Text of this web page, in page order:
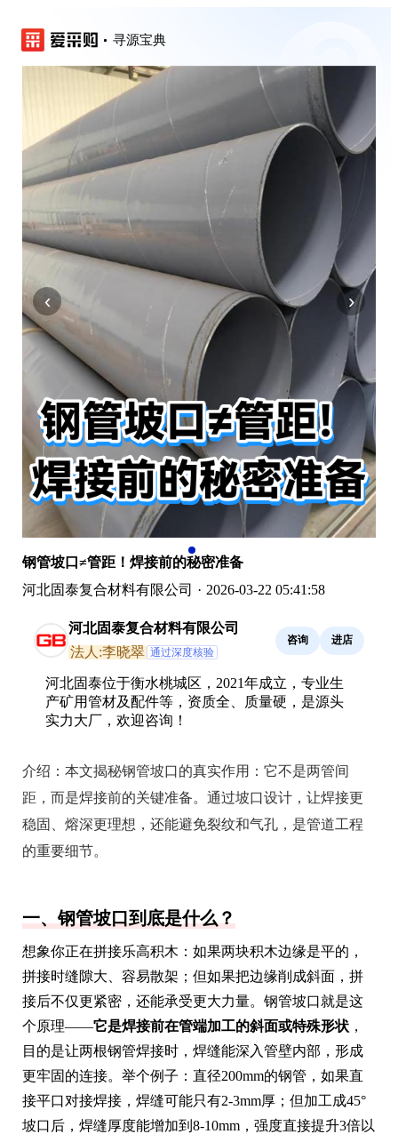
寻源宝典
‹ ›
钢管坡口≠管距！焊接前的秘密准备
河北固泰复合材料有限公司 · 2026-03-22 05:41:58
河北固泰复合材料有限公司
法人:李晓翠 通过深度核验
咨询 进店
河北固泰位于衡水桃城区，2021年成立，专业生
产矿用管材及配件等，资质全、质量硬，是源头
实力大厂，欢迎咨询！
介绍： 本文揭秘钢管坡口的真实作用：它不是两管间
距，而是焊接前的关键准备。通过坡口设计，让焊接更
稳固、熔深更理想，还能避免裂纹和气孔，是管道工程
的重要细节。
一、钢管坡口到底是什么？
想象你正在拼接乐高积木：如果两块积木边缘是平的，
拼接时缝隙大、容易散架；但如果把边缘削成斜面，拼
接后不仅更紧密，还能承受更大力量。钢管坡口就是这
个原理——它是焊接前在管端加工的斜面或特殊形状 ，
目的是让两根钢管焊接时，焊缝能深入管壁内部，形成
更牢固的连接。举个例子：直径200mm的钢管，如果直
接平口对接焊接，焊缝可能只有2-3mm厚；但加工成45°
坡口后，焊缝厚度能增加到8-10mm，强度直接提升3倍以